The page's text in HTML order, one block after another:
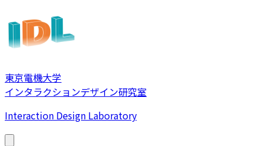
東京電機大学
インタラクションデザイン研究室
Interaction Design Laboratory